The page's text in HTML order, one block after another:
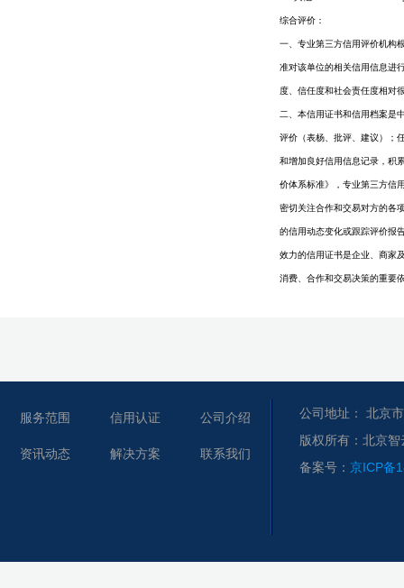
综合评价：
一、专业第三方信用评价机构
准对该单位的相关信用信息进
度、信任度和社会责任度相对
二、本信用证书和信用档案是
评价（表杨、批评、建议）；
和增加良好信用信息记录，积
价体系标准》，专业第三方信
密切关注合作和交易对方的各
的信用动态变化或跟踪评价报
效力的信用证书是企业、商家
消费、合作和交易决策的重要
服务范围 信用认证 公司介绍
资讯动态 解决方案 联系我们
公司地址： 北京
版权所有：北京
备案号： 京ICP备